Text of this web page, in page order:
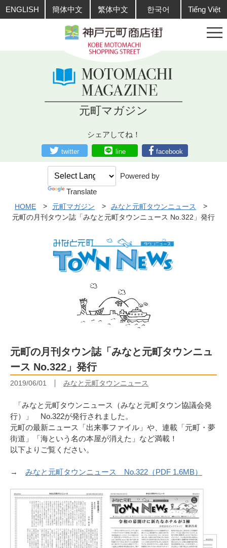
ENGLISH 簡体中文 繁体中文 한국어 Tiếng Việt
元町マガジン
シェアしてね！
twitter line facebook
Powered by
Translate
HOME 元町マガジン
みなと元町タウンニュース
元町の月刊タウン誌「みなと元町タウンニュース No.322」発行
元町の月刊タウン誌「みなと元町タウンニュ
ース No.322」発行
2019/06/01 みなと元町タウンニュース
「みなと元町タウンニュース（みなと元町タウン協議会発
行）」 No.322が発行されました。
元町の最新ニュース「出来事ファイル」や、連載「元町・夢
街道」「海という名の本屋が消えた」など満載！
以下よりご覧ください。
→ みなと元町タウンニュース No.322（PDF 1.6MB）